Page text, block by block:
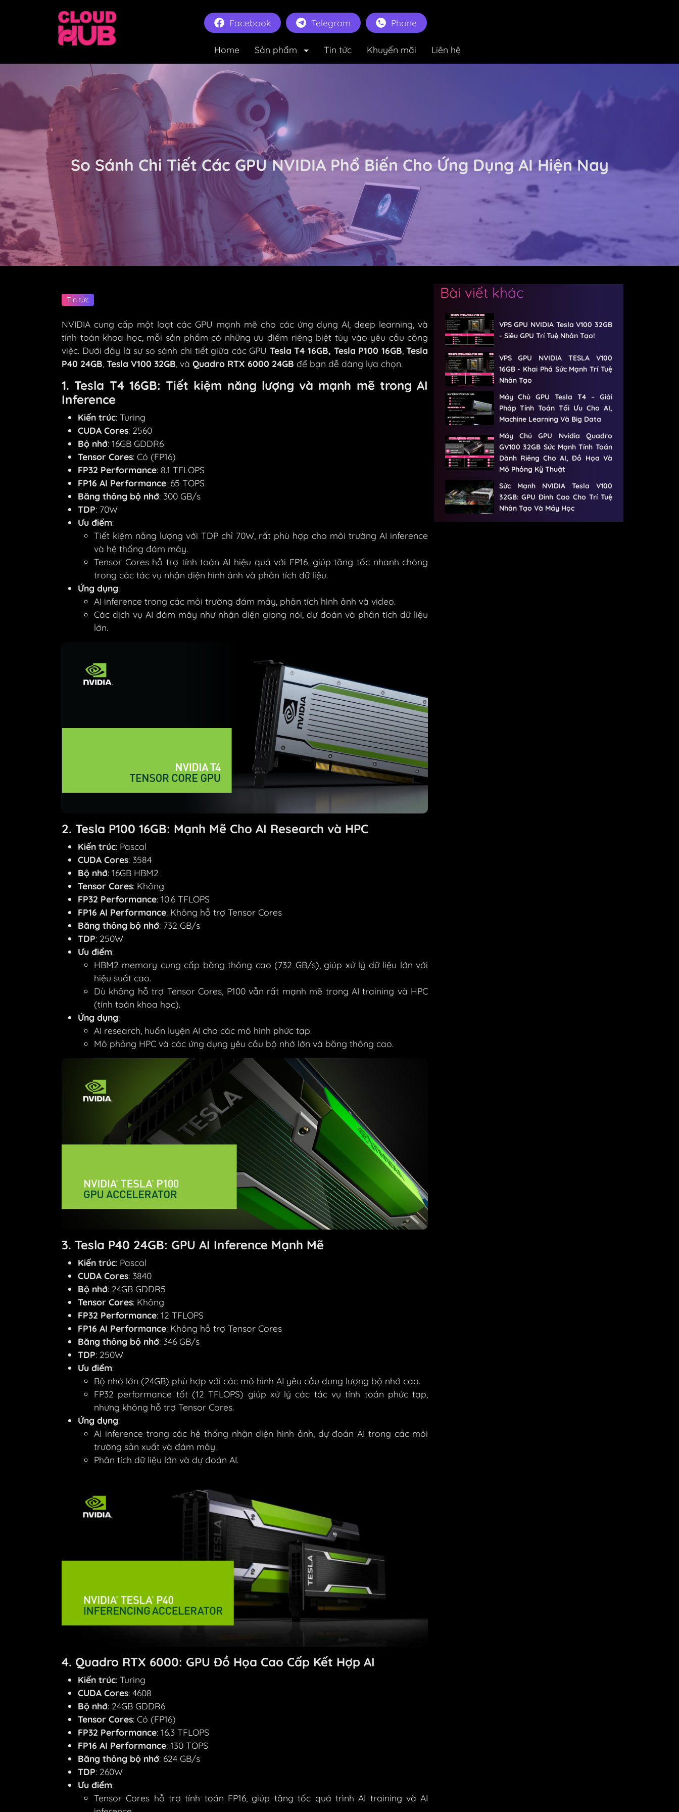
Facebook Telegram Phone
Home Sản phẩm Tin tức Khuyến mãi Liên hệ
So Sánh Chi Tiết Các GPU NVIDIA Phổ Biến Cho Ứng Dụng AI Hiện Nay
Tin tức
NVIDIA cung cấp một loạt các GPU mạnh mẽ cho các ứng dụng AI, deep learning, và
tính toán khoa học, mỗi sản phẩm có những ưu điểm riêng biệt tùy vào yêu cầu công
việc. Dưới đây là sự so sánh chi tiết giữa các GPU Tesla T4 16GB, Tesla P100 16GB ,Tesla
P40 24GB Tesla V100 32GB , và Quadro RTX 6000 24GB để bạn dễ dàng lựa chọn.
1. Tesla T4 16GB: Tiết kiệm năng lượng và mạnh mẽ trong AI
Inference
Kiến trúc: Turing
CUDA Cores: 2560
Bộ nhớ: 16GB GDDR6
Tensor Cores: Có (FP16)
FP32 Performance: 8.1 TFLOPS
FP16 AI Performance: 65 TOPS
Băng thông bộ nhớ: 300 GB/s
TDP: 70W
Ưu điểm:
Tiết kiệm năng lượng với TDP chỉ 70W, rất phù hợp cho môi trường AI inference
và hệ thống đám mây.
Tensor Cores hỗ trợ tính toán AI hiệu quả với FP16, giúp tăng tốc nhanh chóng
trong các tác vụ nhận diện hình ảnh và phân tích dữ liệu.
Ứng dụng:
AI inference trong các môi trường đám mây, phân tích hình ảnh và video.
Các dịch vụ AI đám mây như nhận diện giọng nói, dự đoán và phân tích dữ liệu
lớn.
2. Tesla P100 16GB: Mạnh Mẽ Cho AI Research và HPC
Kiến trúc: Pascal
CUDA Cores: 3584
Bộ nhớ: 16GB HBM2
Tensor Cores: Không
FP32 Performance: 10.6 TFLOPS
FP16 AI Performance: Không hỗ trợ Tensor Cores
Băng thông bộ nhớ: 732 GB/s
TDP: 250W
Ưu điểm:
HBM2 memory cung cấp băng thông cao (732 GB/s), giúp xử lý dữ liệu lớn với
hiệu suất cao.
Dù không hỗ trợ Tensor Cores, P100 vẫn rất mạnh mẽ trong AI training và HPC
(tính toán khoa học).
Ứng dụng:
AI research, huấn luyện AI cho các mô hình phức tạp.
Mô phỏng HPC và các ứng dụng yêu cầu bộ nhớ lớn và băng thông cao.
3. Tesla P40 24GB: GPU AI Inference Mạnh Mẽ
Kiến trúc: Pascal
CUDA Cores: 3840
Bộ nhớ: 24GB GDDR5
Tensor Cores: Không
FP32 Performance: 12 TFLOPS
FP16 AI Performance: Không hỗ trợ Tensor Cores
Băng thông bộ nhớ: 346 GB/s
TDP: 250W
Ưu điểm:
Bộ nhớ lớn (24GB) phù hợp với các mô hình AI yêu cầu dung lượng bộ nhớ cao.
FP32 performance tốt (12 TFLOPS) giúp xử lý các tác vụ tính toán phức tạp,
nhưng không hỗ trợ Tensor Cores.
Ứng dụng:
AI inference trong các hệ thống nhận diện hình ảnh, dự đoán AI trong các môi
trường sản xuất và đám mây.
Phân tích dữ liệu lớn và dự đoán AI.
4. Quadro RTX 6000: GPU Đồ Họa Cao Cấp Kết Hợp AI
Kiến trúc: Turing
CUDA Cores: 4608
Bộ nhớ: 24GB GDDR6
Tensor Cores: Có (FP16)
FP32 Performance: 16.3 TFLOPS
FP16 AI Performance: 130 TOPS
Băng thông bộ nhớ: 624 GB/s
TDP: 260W
Ưu điểm:
Tensor Cores hỗ trợ tính toán FP16, giúp tăng tốc quá trình AI training và AI
Bài viết khác
VPS GPU NVIDIA Tesla V100 32GB
- Siêu GPU Trí Tuệ Nhân Tạo!
VPS GPU NVIDIA TESLA V100
16GB - Khai Phá Sức Mạnh Trí Tuệ
Nhân Tạo
Máy Chủ GPU Tesla T4 – Giải
Pháp Tính Toán Tối Ưu Cho AI,
Machine Learning Và Big Data
Máy Chủ GPU Nvidia Quadro
GV100 32GB Sức Mạnh Tính Toán
Dành Riêng Cho AI, Đồ Họa Và
Mô Phỏng Kỹ Thuật
Sức Mạnh NVIDIA Tesla V100
32GB: GPU Đỉnh Cao Cho Trí Tuệ
Nhân Tạo Và Máy Học